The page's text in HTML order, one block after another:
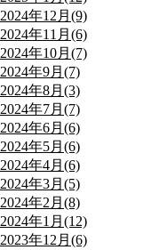
2024年12月(9)
2024年11月(6)
2024年10月(7)
2024年9月(7)
2024年8月(3)
2024年7月(7)
2024年6月(6)
2024年5月(6)
2024年4月(6)
2024年3月(5)
2024年2月(8)
2024年1月(12)
2023年12月(6)